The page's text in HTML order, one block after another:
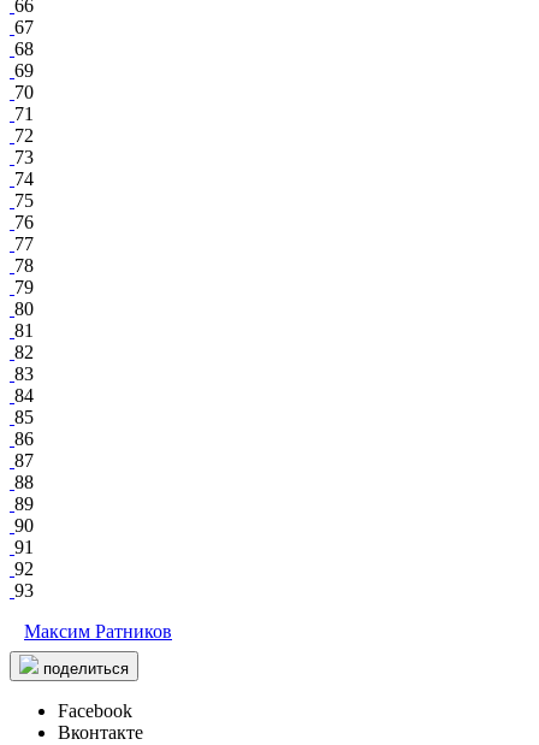
66
67
68
69
70
71
72
73
74
75
76
77
78
79
80
81
82
83
84
85
86
87
88
89
90
91
92
93
Максим Ратников
поделиться
Facebook
Вконтакте